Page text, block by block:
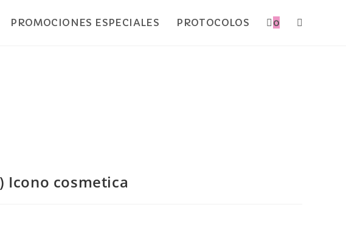
PROMOCIONES ESPECIALES PROTOCOLOS 0
Icono cosmetica